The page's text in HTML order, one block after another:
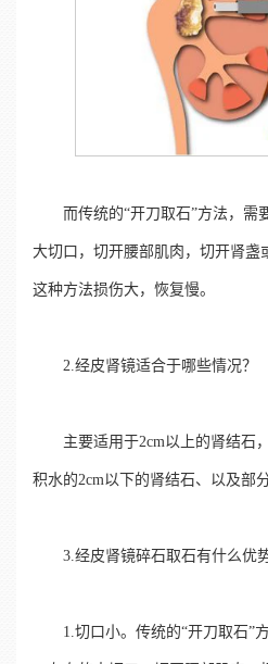
而传统的“开刀取石”方法，需
大切口，切开腰部肌肉，切开肾盏
这种方法损伤大，恢复慢。
2.经皮肾镜适合于哪些情况？
主要适用于2cm以上的肾结石
积水的2cm以下的肾结石、以及部
3.经皮肾镜碎石取石有什么优势
1.切口小。传统的“开刀取石”